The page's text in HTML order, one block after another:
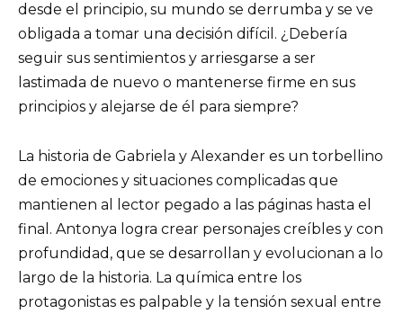
desde el principio, su mundo se derrumba y se ve
obligada a tomar una decisión difícil. ¿Debería
seguir sus sentimientos y arriesgarse a ser
lastimada de nuevo o mantenerse firme en sus
principios y alejarse de él para siempre?
La historia de Gabriela y Alexander es un torbellino
de emociones y situaciones complicadas que
mantienen al lector pegado a las páginas hasta el
final. Antonya logra crear personajes creíbles y con
profundidad, que se desarrollan y evolucionan a lo
largo de la historia. La química entre los
protagonistas es palpable y la tensión sexual entre